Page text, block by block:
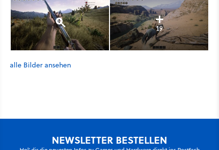
19
alle Bilder ansehen
NEWSLETTER BESTELLEN